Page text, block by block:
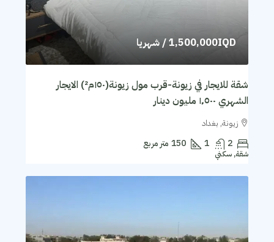
1,500,000IQD/ شهريا
شقة للايجار في زيونة-قرب مول زيونة(١٥٠م²) الايجار
الشهري ١٬٥٠٠ مليون دينار
زيونة, بغداد
2
1
150 متر مربع
شقة, سكني